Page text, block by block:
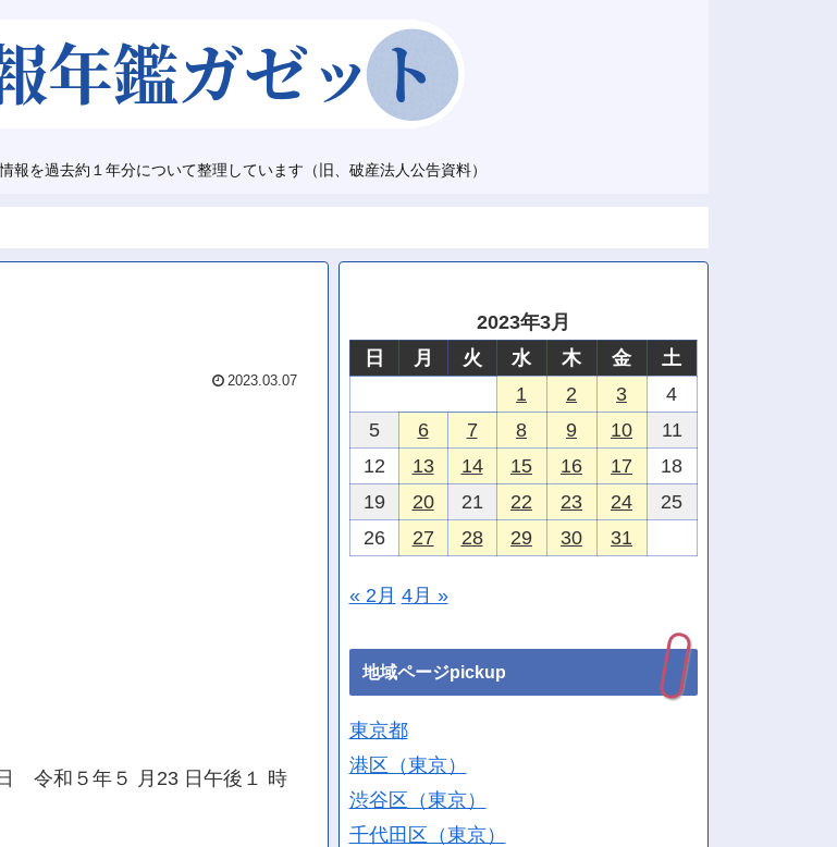
報を過去約１年分について整理しています（旧、破産法人公告資料）
2023.03.07
令和５年５ 月23 日午後１ 時
2023年3月
日
月 火 水 木 金
土
1
2 3
4
5
6 7 8 9 10
11
12
13 14 15 16 17
18
19
20 21 22 23 24
25
26
27 28 29 30 31
« 2月 4月 »
地域ページpickup
東京都
港区（東京）
渋谷区（東京）
千代田区（東京）